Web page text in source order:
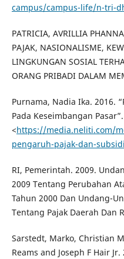
campus/campus-life/n-tri-
PATRICIA, AVRILLIA
PAJAK, NASIONALISME,
LINGKUNGAN SOSIAL
ORANG PRIBADI DALAM
Purnama, Nadia Ika. 2016.
Pada Keseimbangan
<https://media.neliti.com/
pengaruh-pajak-dan-
RI, Pemerintah. 2009.
2009 Tentang Perubahan
Tahun 2000 Dan Undang-
Tentang Pajak Daerah Dan
Sarstedt, Marko, Christian
Reams and Joseph F Hair